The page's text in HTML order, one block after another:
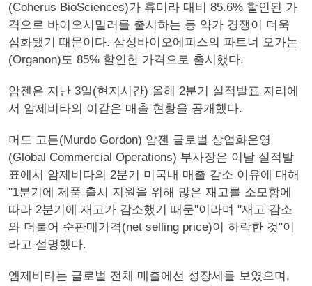
(Coherus BioSciences)가 휴미라 대비 85.6% 할인된 가
격으로 바이오시밀러를 출시하는 등 약가 경쟁이 더욱
심화됐기 때문이다. 삼성바이오에피스의 파트너 오가논
(Organon)도 85% 할인한 가격으로 출시했다.
암젠은 지난 3일(현지시간) 올해 2분기 실적발표 자리에
서 암제비타의 이같은 매출 현황을 공개했다.
머도 고든(Murdo Gordon) 암젠 글로벌 상업화운영
(Global Commercial Operations) 부사장은 이날 실적발
표에서 암제비타의 2분기 미국내 매출 감소 이유에 대해
"1분기에 제품 출시 지원을 위해 많은 재고를 소모함에
따라 2분기에 재고가 감소했기 때문"이라며 "재고 감소
와 더불어 순판매가격(net selling price)이 하락한 것"이
라고 설명했다.
엠제비타는 글로벌 전체 매출에선 성장세를 보였으며,